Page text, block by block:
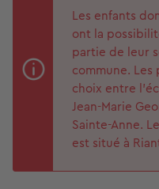
Les enfants
ont la
partie de leur
commune.
choix entre
Jean-Marie
Sainte-Anne.
est situé à